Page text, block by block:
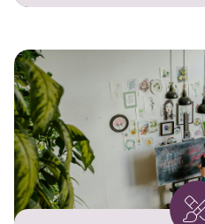
l'Université
Cet espace est
aux membres